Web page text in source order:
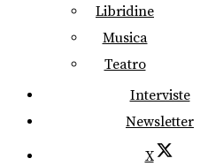
Libridine
Musica
Teatro
Interviste
Newsletter
X